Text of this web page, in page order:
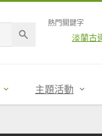
熱門關鍵字
淡蘭古
主題活動